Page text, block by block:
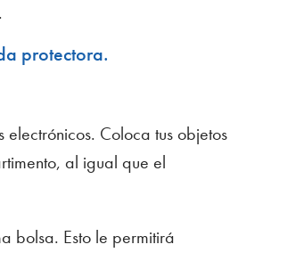
protectora.
Coloca tus objetos
al igual que el
bolsa. Esto le permitirá